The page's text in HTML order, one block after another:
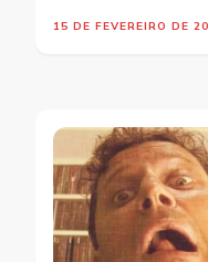
15 DE FEVEREIRO DE